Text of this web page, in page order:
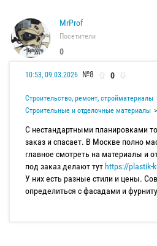
MrProf
Посетители
0
10:53, 09.03.2026 №8 0
Строительство, ремонт, стройматериалы
Строительные и отделочные материалы
С нестандартными планировками
заказ и спасает. В Москве полно
главное смотреть на материалы и
под заказ делают тут https://plastik-
У них есть разные стили и цены.
определиться с фасадами и